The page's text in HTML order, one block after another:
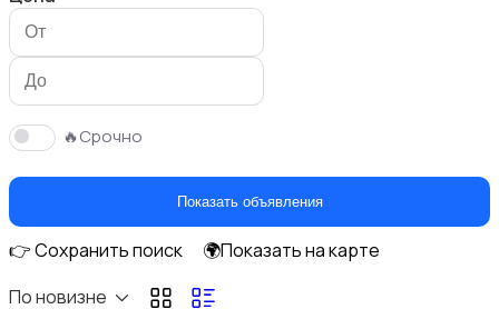
Будущим мамам
Верхняя одежда
🔥Срочно
Показать объявления
👉 Сохранить поиск
🌍Показать на карте
По новизне